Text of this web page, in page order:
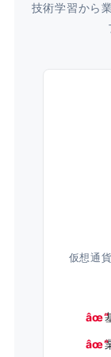
技術学習から
仮想通